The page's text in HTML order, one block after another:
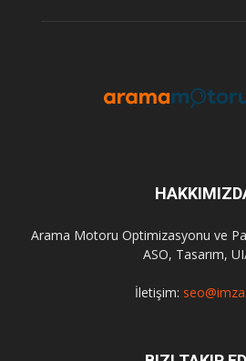
Arama Motoru Optimizasyonu ve
ASO, Tasarım,
İletişim: